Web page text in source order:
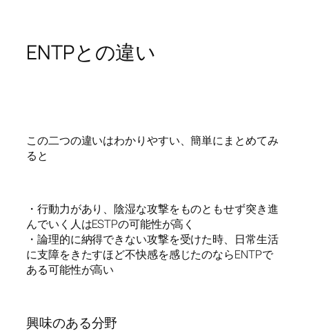
ENTPとの違い
この二つの違いはわかりやすい、簡単にまとめてみ
ると
・行動力があり、陰湿な攻撃をものともせず突き進
んでいく人はESTPの可能性が高く
・論理的に納得できない攻撃を受けた時、日常生活
に支障をきたすほど不快感を感じたのならENTPで
ある可能性が高い
興味のある分野